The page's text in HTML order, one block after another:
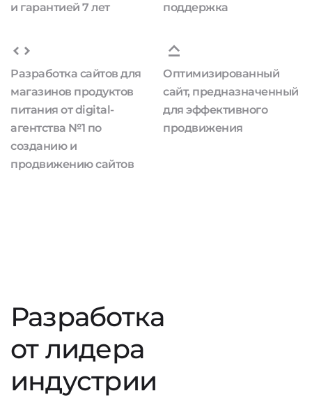
и гарантией 7 лет
поддержка
Разработка сайтов для
магазинов продуктов
питания от digital-
агентства №1 по
созданию и
продвижению сайтов
Оптимизированный
сайт, предназначенный
для эффективного
продвижения
Разработка
от лидера
индустрии